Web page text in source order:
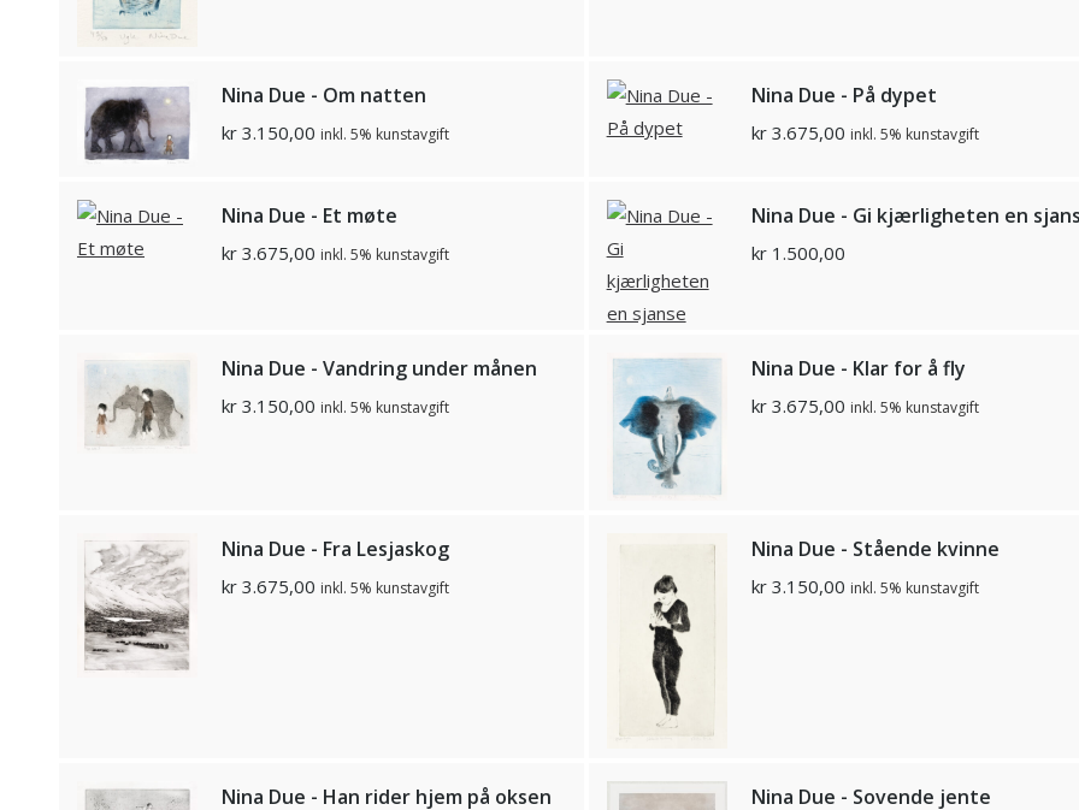
Nina Due - Om natten
kr 3.150,00 inkl. 5% kunstavgift
Nina Due - På dypet
kr3.675,00 inkl. 5% kunstavgift
Nina Due - Et møte
kr 3.675,00 inkl. 5% kunstavgift
Nina Due - Gi kjærligheten en
kr1.500,00
Nina Due - Vandring under månen
kr 3.150,00 inkl. 5% kunstavgift
Nina Due - Klar for å fly
kr3.675,00 inkl. 5% kunstavgift
Nina Due - Fra Lesjaskog
kr 3.675,00 inkl. 5% kunstavgift
Nina Due - Stående kvinne
kr3.150,00 inkl. 5% kunstavgift
Nina Due - Han rider hjem på oksen Nina Due - Sovende jente